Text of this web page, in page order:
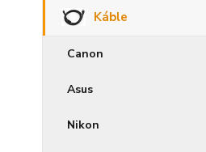
Káble
Canon
Asus
Nikon